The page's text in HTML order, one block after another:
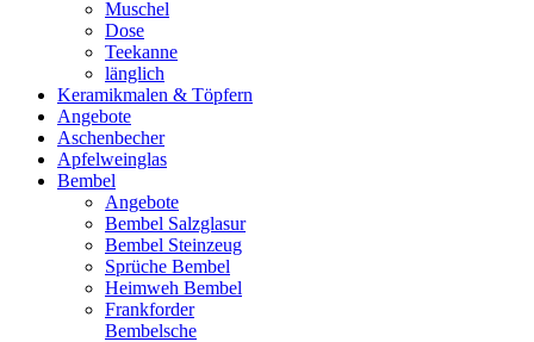
Muschel
Dose
Teekanne
länglich
Keramikmalen & Töpfern
Angebote
Aschenbecher
Apfelweinglas
Bembel
Angebote
Bembel Salzglasur
Bembel Steinzeug
Sprüche Bembel
Heimweh Bembel
Frankforder
Bembelsche